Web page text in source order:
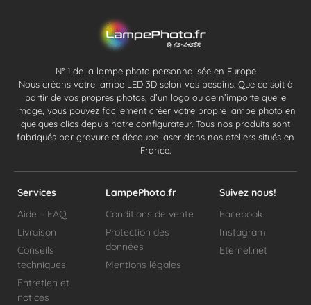
N° 1 de la lampe photo personnalisée en Europe
Nous créons votre lampe LED 3D selon vos besoins. Que ce soit à
partir de vos propres photos, d’un logo ou de n’importe quelle
image, vous pouvez facilement créer votre propre lampe photo en
quelques clics depuis notre configurateur. Tous nos produits sont
fabriqués par gravure et découpe laser dans nos ateliers situés en
France.
Services
Aide – FAQ
Livraison
Conseils
techniques
Entretien et
notices
LampePhoto.fr
Conditions de vente
Protection des
données
Mentions légales
Suivez nous!
Facebook
Instagram
Eternel.net